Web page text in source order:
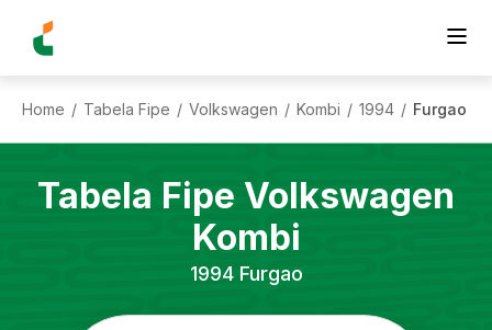
Home / Tabela Fipe / Volkswagen / Kombi / 1994 / Furgao
Tabela Fipe Volkswagen
Kombi
1994 Furgao